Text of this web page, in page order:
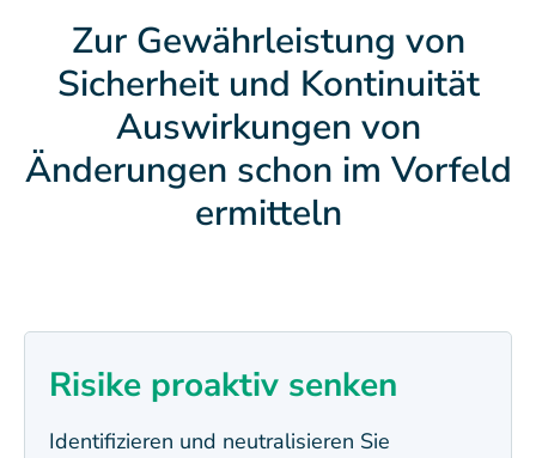
Zur Gewährleistung von
Sicherheit und Kontinuität
Auswirkungen von
Änderungen schon im Vorfeld
ermitteln
Risike proaktiv senken
Identifizieren und neutralisieren Sie